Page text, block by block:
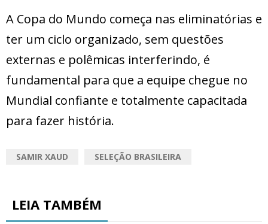
A Copa do Mundo começa nas eliminatórias e
ter um ciclo organizado, sem questões
externas e polêmicas interferindo, é
fundamental para que a equipe chegue no
Mundial confiante e totalmente capacitada
para fazer história.
SAMIR XAUD SELEÇÃO BRASILEIRA
LEIA TAMBÉM